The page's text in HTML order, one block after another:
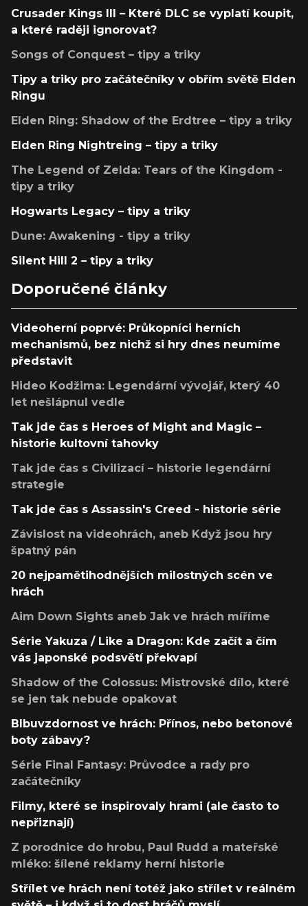
Crusader Kings III – Které DLC se vyplatí koupit,
a které raději ignorovat?
Songs of Conquest – tipy a triky
Tipy a triky pro začátečníky v obřím světě Elden
Ringu
Elden Ring: Shadow of the Erdtree – tipy a triky
Elden Ring Nightreing – tipy a triky
The Legend of Zelda: Tears of the Kingdom -
tipy a triky
Hogwarts Legacy – tipy a triky
Dune: Awakening - tipy a triky
Silent Hill 2 – tipy a triky
Doporučené články
Videoherní poprvé: Průkopníci herních
mechanismů, bez nichž si hry dnes neumíme
představit
Hideo Kodžima: Legendární vývojář, který 40
let nešlápnul vedle
Tak jde čas s Heroes of Might and Magic –
historie kultovní tahovky
Tak jde čas s Civilizací – historie legendární
strategie
Tak jde čas s Assassin's Creed - historie série
Závislost na videohrách, aneb Když jsou hry
špatný pán
20 nejpamětihodnějších milostných scén ve
hrách
Aim Down Sights aneb Jak ve hrách míříme
Série Yakuza / Like a Dragon: Kde začít a čím
vás japonské podsvětí překvapí
Shadow of the Colossus: Mistrovské dílo, které
se jen tak nebude opakovat
Blbuvzdornost ve hrách: Přínos, nebo betonové
boty zábavy?
Série Final Fantasy: Průvodce a rady pro
začátečníky
Filmy, které se inspirovaly hrami (ale často to
nepřiznají)
Z porodnice do hrobu, Paul Rudd a mateřské
mléko: šílené reklamy herní historie
Střílet ve hrách není totéž jako střílet v reálném